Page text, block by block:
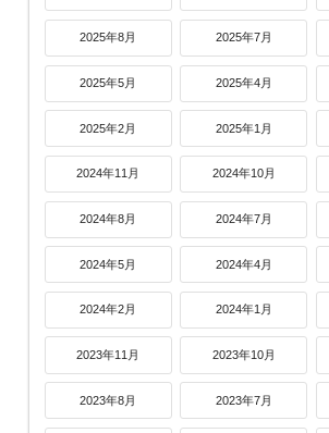
2025年8月 2025年7月
2025年5月 2025年4月
2025年2月 2025年1月
2024年11月 2024年10月
2024年8月 2024年7月
2024年5月 2024年4月
2024年2月 2024年1月
2023年11月 2023年10月
2023年8月 2023年7月